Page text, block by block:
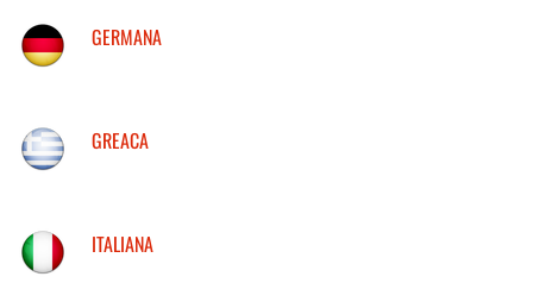
GERMANA
GREACA
ITALIANA